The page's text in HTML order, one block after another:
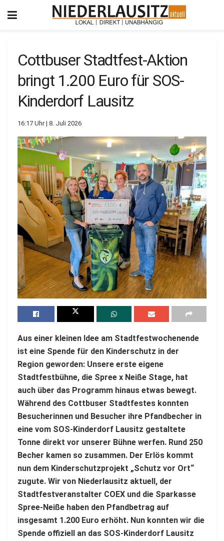
Cottbuser Stadtfest-Aktion
bringt 1.200 Euro für SOS-
Kinderdorf Lausitz
16:17 Uhr | 8. Juli 2026
Aus einer kleinen Idee am Stadtfestwochenende
ist eine Spende für den Kinderschutz in der
Region geworden: Unsere erste eigene
Stadtfestbühne, die Spree x Neiße Stage, hat
auch über das Programm hinaus etwas bewegt.
Während des Cottbuser Stadtfestes konnten
Besucherinnen und Besucher ihre Pfandbecher in
eine vom SOS-Kinderdorf Lausitz gestaltete
Tonne direkt vor unserer Bühne werfen. Rund 250
Becher kamen so zusammen. Der Erlös kommt
nun dem Kinderschutzprojekt „Schutz vor Ort“
zugute. Wir von Niederlausitz aktuell, der
Stadtfestveranstalter COEX und die Sparkasse
Spree-Neiße haben den Pfandbetrag auf
insgesamt 1.200 Euro erhöht. Nun konnten wir die
Spende offiziell an das SOS-Kinderdorf Lausitz